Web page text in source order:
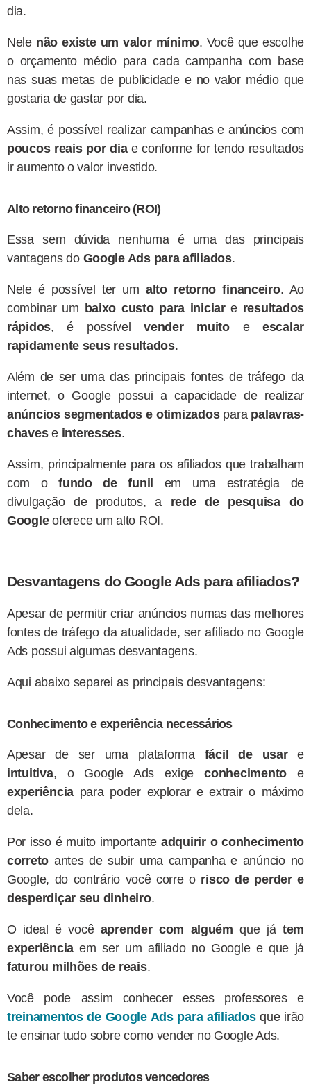
dia.
Nele não existe um valor mínimo. Você que escolhe
o orçamento médio para cada campanha com base
nas suas metas de publicidade e no valor médio que
gostaria de gastar por dia.
Assim, é possível realizar campanhas e anúncios com
poucos reais por diae conforme for tendo resultados
ir aumento o valor investido.
Alto retorno financeiro (ROI)
Essa sem dúvida nenhuma é uma das principais
vantagens do Google Ads para afiliados.
Nele é possível ter um alto retorno financeiro. Ao
combinar um baixo custo para iniciare resultados
rápidos, é possívelvender muitoe escalar
rapidamente seus resultados.
Além de ser uma das principais fontes de tráfego da
internet, o Google possui a capacidade de realizar
anúncios segmentados e otimizadospara palavras-
chavese interesses.
Assim, principalmente para os afiliados que trabalham
com ofundo de funil em uma estratégia de
divulgação de produtos, a rede de pesquisa do
Googleoferece um alto ROI.
Desvantagens do Google Ads para afiliados?
Apesar de permitir criar anúncios numas das melhores
fontes de tráfego da atualidade, ser afiliado no Google
Ads possui algumas desvantagens.
Aqui abaixo separei as principais desvantagens:
Conhecimento e experiência necessários
Apesar de ser uma plataforma fácil de usare
intuitiva, o Google Ads exigeconhecimento e
experiência para poder explorar e extrair o máximo
dela.
Por isso é muito importante adquirir o conhecimento
correto antes de subir uma campanha e anúncio no
Google, do contrário você corre o risco de perder e
desperdiçar seu dinheiro.
O ideal é você aprender com alguém que já tem
experiência em ser um afiliado no Google e que já
faturou milhões de reais.
Você pode assim conhecer esses professores e
treinamentos de Google Ads para afiliadosque irão
te ensinar tudo sobre como vender no Google Ads.
Saber escolher produtos vencedores